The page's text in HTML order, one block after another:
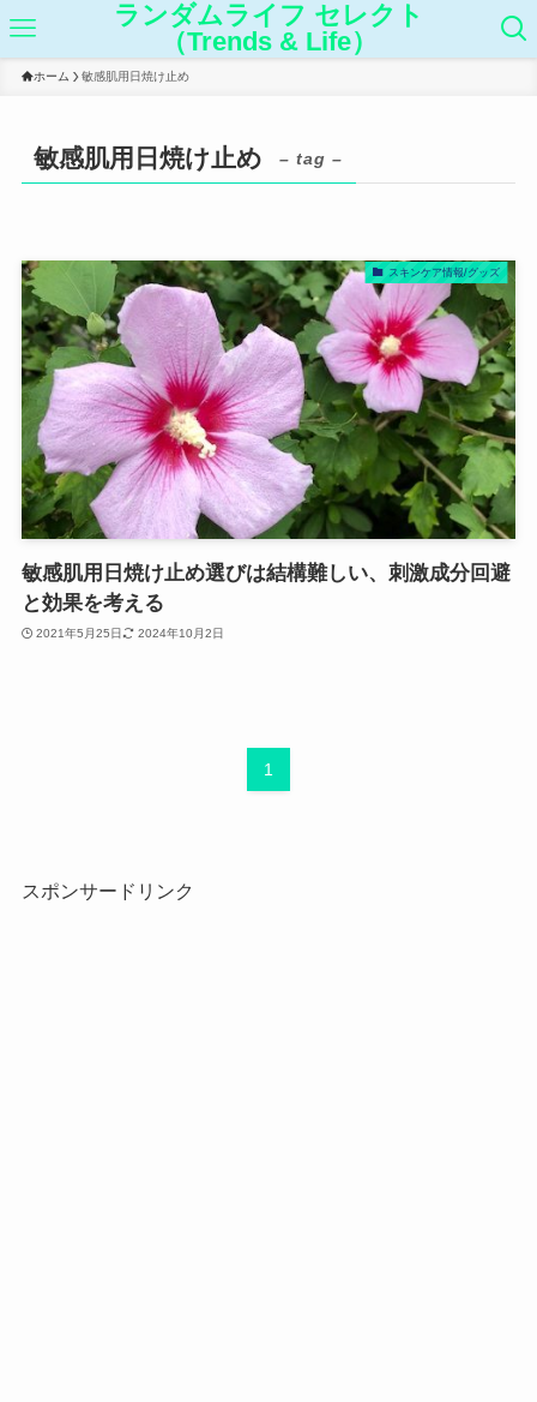
ランダムライフ セレクト
（Trends & Life）
ホーム 敏感肌用日焼け止め
敏感肌用日焼け止め – tag –
スキンケア情報/グッズ
敏感肌用日焼け止め選びは結構難しい、刺激成分回避
と効果を考える
2021年5月25日 2024年10月2日
1
スポンサードリンク